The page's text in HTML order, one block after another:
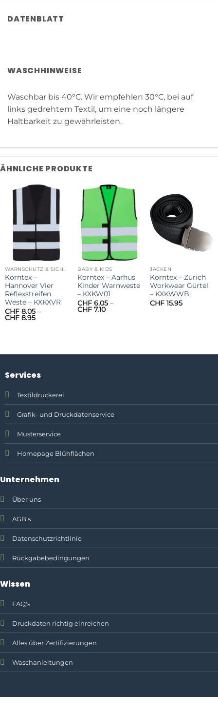
DATENBLATT
WASCHHINWEISE
Waschbar bis 40°C. Wir empfehlen 30°C, bei auf
links gedrehtem Textil, um eine noch längere
Haltbarkeit zu gewährleisten.
ÄHNLICHE PRODUKTE
Korntex –
Hannover Vier
Reflexstreifen
Weste – KXKXVR
CHF8.05 –
CHF8.95Preisspanne:
BABY & KIDS
Korntex – Aarhus
Kinder Warnweste
– KXKW01
CHF 6.05 –
CHF 7.10Preisspanne:
JACKEN
Korntex – Zürich
Workwear Gürtel
– KXKWWB
CHF 15.95
Services
Textildruckerei
Grafik- und Druckdatenservice
Musterservice
Homepage Blühflächen
Unternehmen
Über uns
AGB's
Datenschutzrichtlinie
Rückgabebedingungen
Wissen
FAQ's
Druckdaten richtig einreichen
Alles über Zertifizierungen
Waschanleitungen